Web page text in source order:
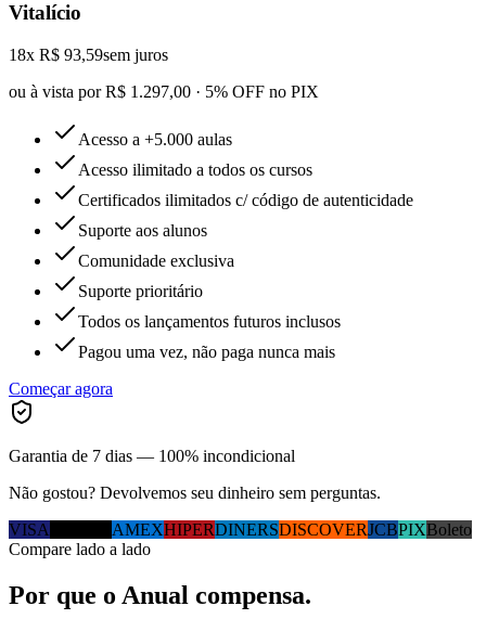
Vitalício
18x R$ 93,59sem juros
ou à vista por R$ 1.297,00 · 5% OFF no PIX
Acesso a +5.000 aulas
Acesso ilimitado a todos os cursos
Certificados ilimitados c/ código de autenticidade
Suporte aos alunos
Comunidade exclusiva
Suporte prioritário
Todos os lançamentos futuros inclusos
Pagou uma vez, não paga nunca mais
Começar agora
Garantia de 7 dias — 100% incondicional
Não gostou? Devolvemos seu dinheiro sem perguntas.
VISA
AMEXHIPERDINERSDISCOVERJCBPIXBoleto
Compare lado a lado
Por que o Anual compensa.